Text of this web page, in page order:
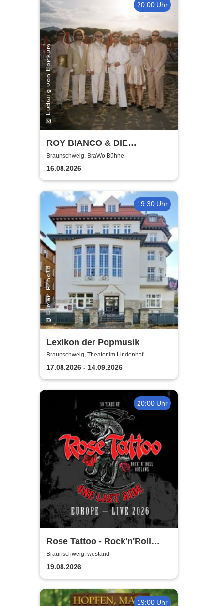
20:00 Uhr
ROY BIANCO & DIE
ABBRUNZATI BOYS - LIVE
2026
Braunschweig, BraWo Bühne
16.08.2026
19:30 Uhr
Lexikon der Popmusik
Braunschweig, Theater im Lindenhof
17.08.2026 - 14.09.2026
20:00 Uhr
Rose Tattoo - Rock'n'Roll
Outlaws – One Last Ride
Braunschweig, westand
19.08.2026
19:00 Uhr